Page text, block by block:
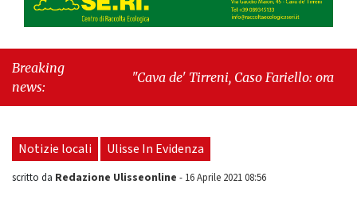
Breaking
news:
"Cava de' Tirreni, Caso Fariello: ora torniamo
esiste"
Notizie locali Ulisse In Evidenza
scritto da Redazione Ulisseonline - 16 Aprile 2021 08:56